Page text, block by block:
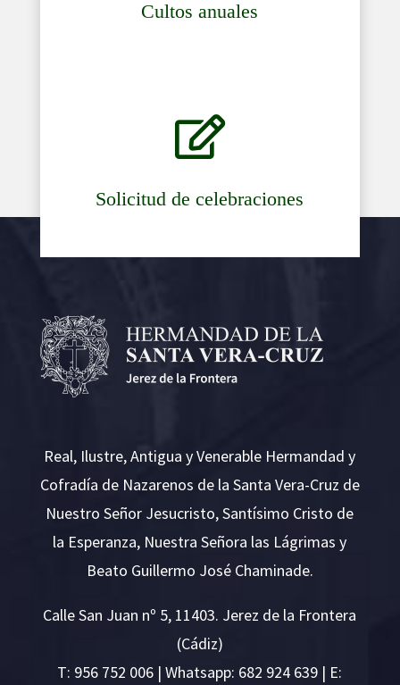
Cultos anuales

Solicitud de celebraciones
Real, Ilustre, Antigua y Venerable Hermandad y
Cofradía de Nazarenos de la Santa Vera-Cruz de
Nuestro Señor Jesucristo, Santísimo Cristo de
la Esperanza, Nuestra Señora las Lágrimas y
Beato Guillermo José Chaminade.
Calle San Juan nº 5, 11403. Jerez de la Frontera
(Cádiz)
T: 956 752 006 | Whatsapp: 682 924 639 | E: